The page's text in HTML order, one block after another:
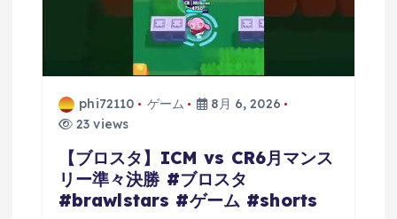
phi72110 ゲーム
8月 6, 2026
23 views
【ブロスタ】ICM vs CR6月マンス
リー準々決勝 #ブロスタ
#brawlstars #ゲーム #shorts